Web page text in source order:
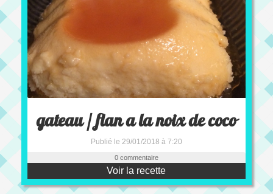
gateau / flan a la noix de coco
Publié le 29/01/2018 à 7:20
0 commentaire
Voir la recette